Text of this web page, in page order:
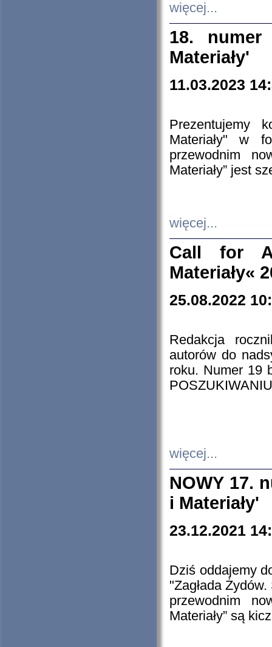
więcej...
18. numer
Materiały'
11.03.2023
Prezentujemy
Materiały" w
przewodnim
Materiały” jest
więcej...
Call for
Materiały«
25.08.2022
Redakcja
autorów do
roku. Numer 19
więcej...
NOWY 17.
i Materiały'
23.12.2021
Dziś oddajemy
"Zagłada
przewodnim
Materiały” są